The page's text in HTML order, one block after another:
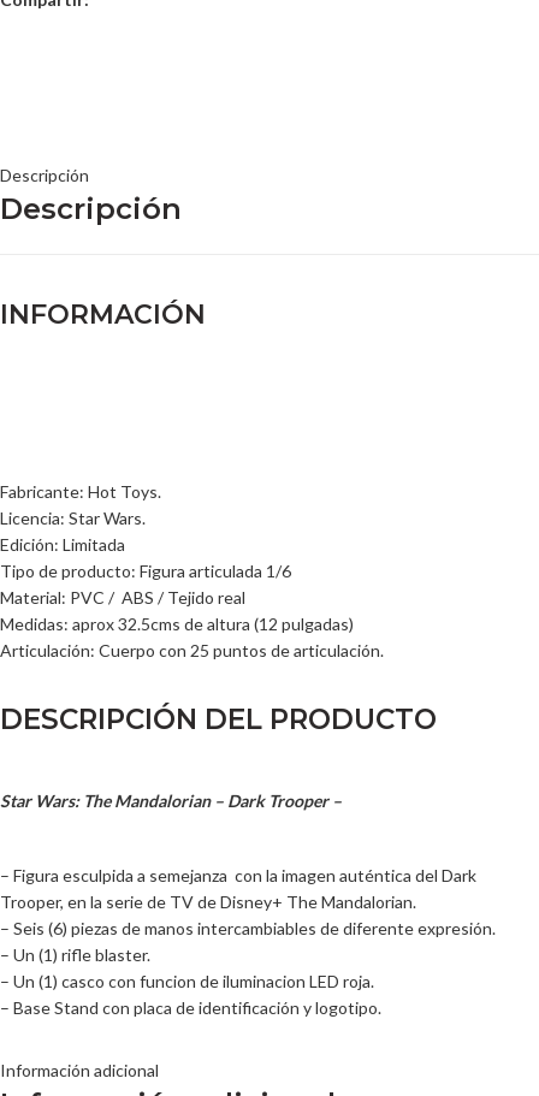
Descripción
Descripción
INFORMACIÓN
Fabricante: Hot Toys.
Licencia: Star Wars.
Edición: Limitada
Tipo de producto: Figura articulada 1/6
Material: PVC / ABS / Tejido real
Medidas: aprox 32.5cms de altura (12 pulgadas)
Articulación: Cuerpo con 25 puntos de articulación.
DESCRIPCIÓN DEL PRODUCTO
Star Wars: The Mandalorian – Dark Trooper –
– Figura esculpida a semejanza con la imagen auténtica del Dark
Trooper, en la serie de TV de Disney+ The Mandalorian.
– Seis (6) piezas de manos intercambiables de diferente expresión.
– Un (1) rifle blaster.
– Un (1) casco con funcion de iluminacion LED roja.
– Base Stand con placa de identificación y logotipo.
Información adicional